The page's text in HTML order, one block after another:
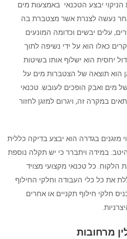
הניקוי יבצע הטכנאי באמצעות מים
אחר נעשה לצנרת אשר מצטברת בה
עלים יבשים וכדומה המונעים
כאלו הוא על ידי נשיפה לתוך
יחסית הוא ישלוף אותו בשיטות
הוא תוצאה של הצטברות מים על
מים ואבק הופכים לעובש. טכנאי
במקרה זה, ויגרום למזגן לחזור
מזגנים בגדרה הוא יבצע בדיקה כללית
במידה ויתברר כי יש תקלה נוספת
כל טכנאי מקצועי מצויד
את כל כלי העבודה וחלקי החילוף
חלקי חילוף תקניים או אחרים
מרחובות